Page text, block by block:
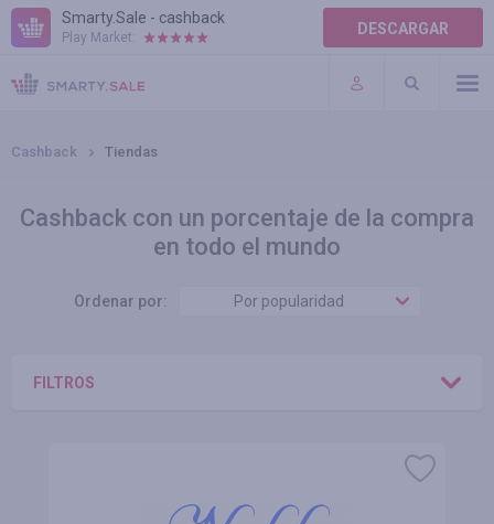
Smarty.Sale - cashback
Play Market: DESCARGAR
AYUDA
TÉRMINOS DE USO
Cashback Tiendas
Cashback con un porcentaje de la compra
en todo el mundo
Ordenar por: Por popularidad
FILTROS